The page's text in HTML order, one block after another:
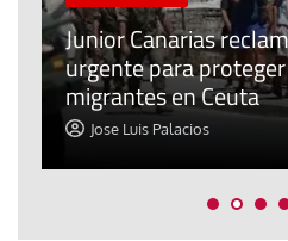
Junior Canarias
urgente para
migrantes en Ceuta
Jose Luis Palacios